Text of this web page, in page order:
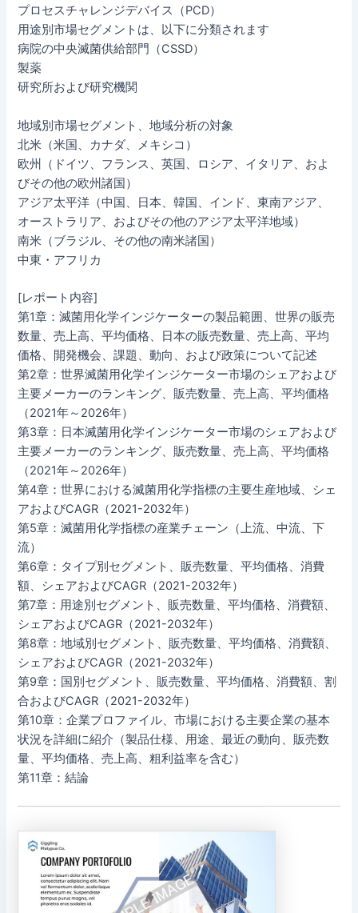
プロセスチャレンジデバイス（PCD）
用途別市場セグメントは、以下に分類されます
病院の中央滅菌供給部門（CSSD）
製薬
研究所および研究機関
地域別市場セグメント、地域分析の対象
北米（米国、カナダ、メキシコ）
欧州（ドイツ、フランス、英国、ロシア、イタリア、およ
びその他の欧州諸国）
アジア太平洋（中国、日本、韓国、インド、東南アジア、
オーストラリア、およびその他のアジア太平洋地域）
南米（ブラジル、その他の南米諸国）
中東・アフリカ
[レポート内容]
第1章：滅菌用化学インジケーターの製品範囲、世界の販売
数量、売上高、平均価格、日本の販売数量、売上高、平均
価格、開発機会、課題、動向、および政策について記述
第2章：世界滅菌用化学インジケーター市場のシェアおよび
主要メーカーのランキング、販売数量、売上高、平均価格
（2021年～2026年）
第3章：日本滅菌用化学インジケーター市場のシェアおよび
主要メーカーのランキング、販売数量、売上高、平均価格
（2021年～2026年）
第4章：世界における滅菌用化学指標の主要生産地域、シェ
アおよびCAGR（2021-2032年）
第5章：滅菌用化学指標の産業チェーン（上流、中流、下
流）
第6章：タイプ別セグメント、販売数量、平均価格、消費
額、シェアおよびCAGR（2021-2032年）
第7章：用途別セグメント、販売数量、平均価格、消費額、
シェアおよびCAGR（2021-2032年）
第8章：地域別セグメント、販売数量、平均価格、消費額、
シェアおよびCAGR（2021-2032年）
第9章：国別セグメント、販売数量、平均価格、消費額、割
合およびCAGR（2021-2032年）
第10章：企業プロファイル、市場における主要企業の基本
状況を詳細に紹介（製品仕様、用途、最近の動向、販売数
量、平均価格、売上高、粗利益率を含む）
第11章：結論